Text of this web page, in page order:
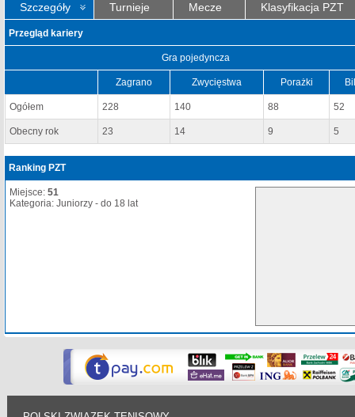
Szczegóły Turnieje Mecze Klasyfikacja PZT
Przegląd kariery
Gra pojedyncza
Zagrano Zwycięstwa Porażki
Ogółem 228 140 88 52
Obecny rok 23 14 9 5
Ranking PZT
Miejsce: 51
Kategoria: Juniorzy - do 18 lat